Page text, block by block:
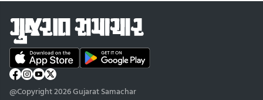
@Copyright 2026 Gujarat Samachar